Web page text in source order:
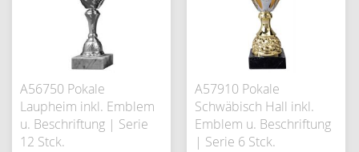
A56750 Pokale
Laupheim inkl. Emblem
u. Beschriftung | Serie
12 Stck.
A57910 Pokale
Schwäbisch Hall inkl.
Emblem u. Beschriftung
| Serie 6 Stck.